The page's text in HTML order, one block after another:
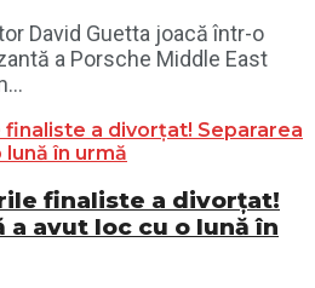
David Guetta joacă într-o
a Porsche Middle East
finaliste a divorțat!
a avut loc cu o lună în